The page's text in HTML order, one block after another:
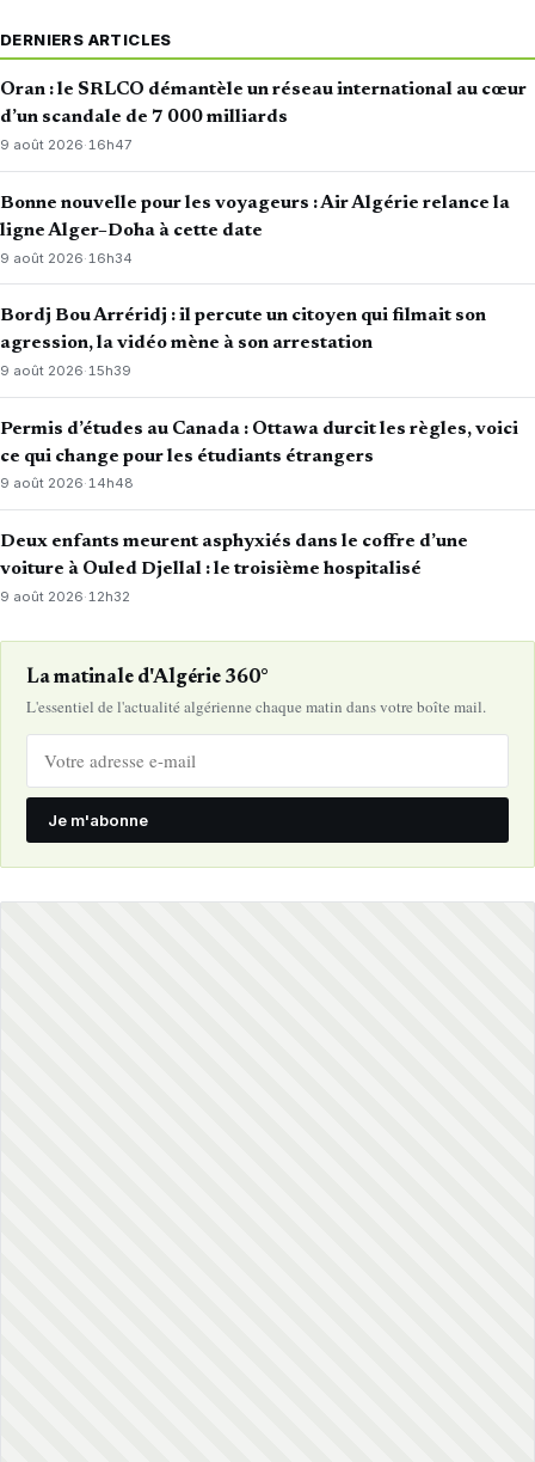
DERNIERS ARTICLES
Oran : le SRLCO démantèle un réseau international au cœur
d’un scandale de 7 000 milliards
9 août 2026·16h47
Bonne nouvelle pour les voyageurs : Air Algérie relance la
ligne Alger–Doha à cette date
9 août 2026· 16h34
Bordj Bou Arréridj : il percute un citoyen qui filmait son
agression, la vidéo mène à son arrestation
9 août 2026·15h39
Permis d’études au Canada : Ottawa durcit les règles, voici
ce qui change pour les étudiants étrangers
9 août 2026·14h48
Deux enfants meurent asphyxiés dans le coffre d’une
voiture à Ouled Djellal : le troisième hospitalisé
9 août 2026·12h32
La matinale d'Algérie 360°
L'essentiel de l'actualité algérienne chaque matin dans votre boîte mail.
Je m'abonne